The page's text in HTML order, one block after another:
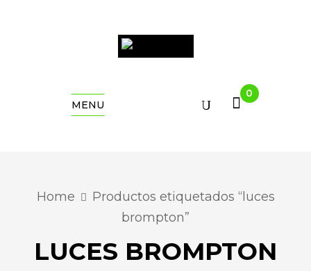
MENU
0
Home
Productos etiquetados “luces
brompton”
LUCES BROMPTON